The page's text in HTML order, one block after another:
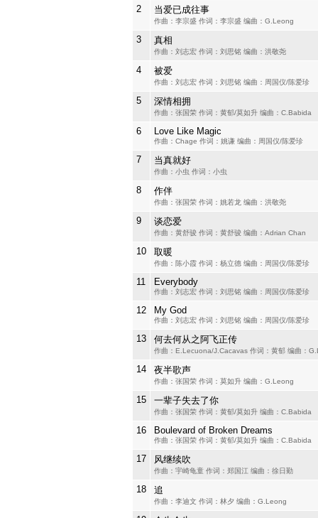
2 当爱已成往事
作曲：李宗盛 作词：李宗盛 编曲：G.Leong
3 真相
作曲：刘志宏 作词：刘思铭 编曲：洪敬尧
4 被爱
作曲：刘志宏 作词：刘思铭 编曲：周国仪/陈爱珍
5 深情相拥
作曲：张国荣 作词：黄郁/莫如升 编曲：C.Babida
6 Love Like Magic
作曲：Chage 作词：姚谦 编曲：周国仪/陈爱珍
7 当真就好
作曲：小虫 作词：小虫
8 作伴
作曲：张国荣 作词：姚若龙 编曲：洪敬尧
9 谈恋爱
作曲：黄舒骏 作词：黄舒骏 编曲：Adrian Chan
10 取暖
作曲：陈小霞 作词：杨立德 编曲：周国仪/陈爱珍
11 Everybody
作曲：刘志宏 作词：刘思铭 编曲：周国仪/陈爱珍
12 My God
作曲：刘志宏 作词：刘思铭 编曲：周国仪/陈爱珍
13 何去何从之阿飞正传
作曲：E.Lecuona/J.Cacavas 作词：黄郁 编曲：
14 夜半歌声
作曲：张国荣 作词：莫如升 编曲：G.Leong
15 一辈子失去了你
作曲：张国荣 作词：黄郁/莫如升 编曲：C.Babida
16 Boulevard of Broken Dreams
作曲：张国荣 作词：黄郁/莫如升 编曲：C.Babida
17 风继续吹
作曲：宇崎龟童 作词：郑国江 编曲：徐日勤
18 追
作曲：李迪文 作词：林夕 编曲：G.Leong